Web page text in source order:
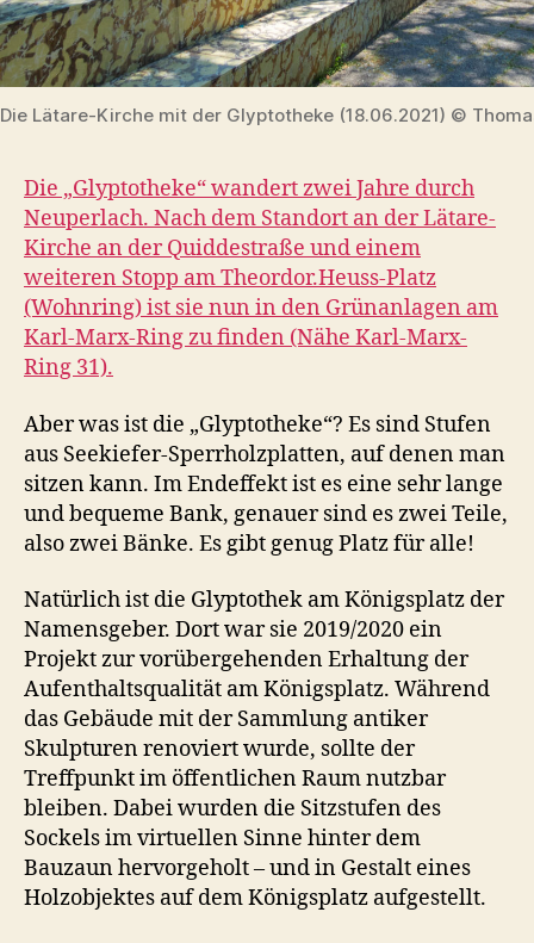
Die Lätare-Kirche mit der Glyptotheke (18.06.2021) ©
Die „Glyptotheke“ wandert zwei Jahre durch
Neuperlach. Nach dem Standort an der Lätare-
Kirche an der Quiddestraße und einem
weiteren Stopp am Theordor.Heuss-Platz
(Wohnring) ist sie nun in den Grünanlagen am
Karl-Marx-Ring zu finden (Nähe Karl-Marx-
Ring 31).
Aber was ist die „Glyptotheke“? Es sind Stufen
aus Seekiefer-Sperrholzplatten, auf denen man
sitzen kann. Im Endeffekt ist es eine sehr lange
und bequeme Bank, genauer sind es zwei Teile,
also zwei Bänke. Es gibt genug Platz für alle!
Natürlich ist die Glyptothek am Königsplatz der
Namensgeber. Dort war sie 2019/2020 ein
Projekt zur vorübergehenden Erhaltung der
Aufenthaltsqualität am Königsplatz. Während
das Gebäude mit der Sammlung antiker
Skulpturen renoviert wurde, sollte der
Treffpunkt im öffentlichen Raum nutzbar
bleiben. Dabei wurden die Sitzstufen des
Sockels im virtuellen Sinne hinter dem
Bauzaun hervorgeholt – und in Gestalt eines
Holzobjektes auf dem Königsplatz aufgestellt.